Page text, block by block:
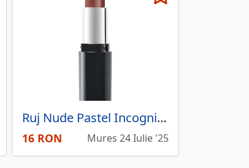
Ruj Nude Pastel Incognito Oak 538, 4.3 g
16 RON Mures 24 Iulie '25